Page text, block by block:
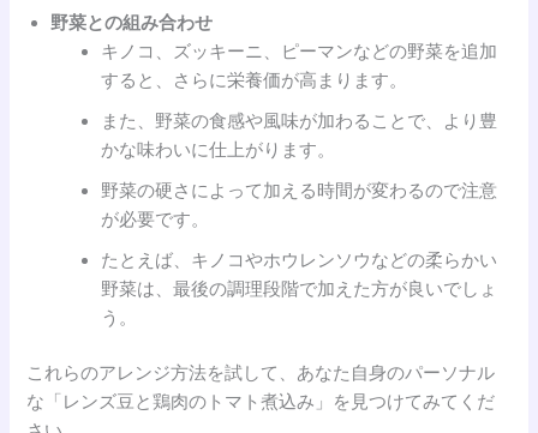
野菜との組み合わせ
キノコ、ズッキーニ、ピーマンなどの野菜を追加
すると、さらに栄養価が高まります。
また、野菜の食感や風味が加わることで、より豊
かな味わいに仕上がります。
野菜の硬さによって加える時間が変わるので注意
が必要です。
たとえば、キノコやホウレンソウなどの柔らかい
野菜は、最後の調理段階で加えた方が良いでしょ
う。
これらのアレンジ方法を試して、あなた自身のパーソナル
な「レンズ豆と鶏肉のトマト煮込み」を見つけてみてくだ